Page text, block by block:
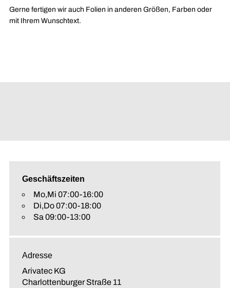
Gerne fertigen wir auch Folien in anderen Größen, Farben oder
mit Ihrem Wunschtext.
Geschäftszeiten
Mo,Mi 07:00-16:00
Di,Do 07:00-18:00
Sa 09:00-13:00
Adresse
Arivatec KG
Charlottenburger Straße 11